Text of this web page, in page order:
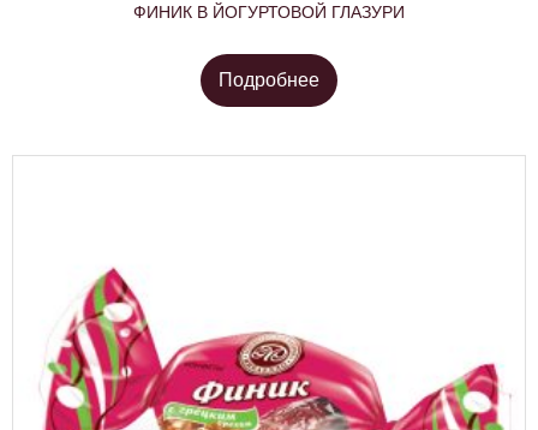
ФИНИК В ЙОГУРТОВОЙ ГЛАЗУРИ
Подробнее